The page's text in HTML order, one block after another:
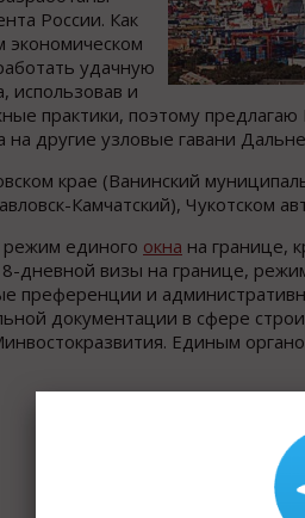
России. Как
экономическом
удачную
использовав и
практики, поэтому
другие узловые гавани
крае (Ванинский
Камчатский), Чукотском
режим единого окна на границе,
дневной визы на границе,
преференции и
документации в сфере
Единым